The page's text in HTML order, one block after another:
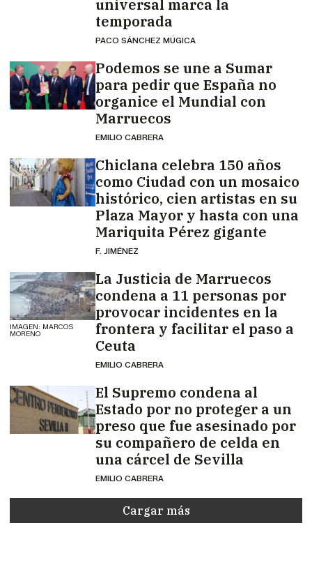
universal marca la
temporada
PACO SÁNCHEZ MÚGICA
Podemos se une a Sumar
para pedir que España no
organice el Mundial con
Marruecos
EMILIO CABRERA
Chiclana celebra 150 años
como Ciudad con un mosaico
histórico, cien artistas en su
Plaza Mayor y hasta con una
Mariquita Pérez gigante
F. JIMÉNEZ
IMAGEN: MARCOS
MORENO
La Justicia de Marruecos
condena a 11 personas por
provocar incidentes en la
frontera y facilitar el paso a
Ceuta
EMILIO CABRERA
El Supremo condena al
Estado por no proteger a un
preso que fue asesinado por
su compañero de celda en
una cárcel de Sevilla
EMILIO CABRERA
Cargar más